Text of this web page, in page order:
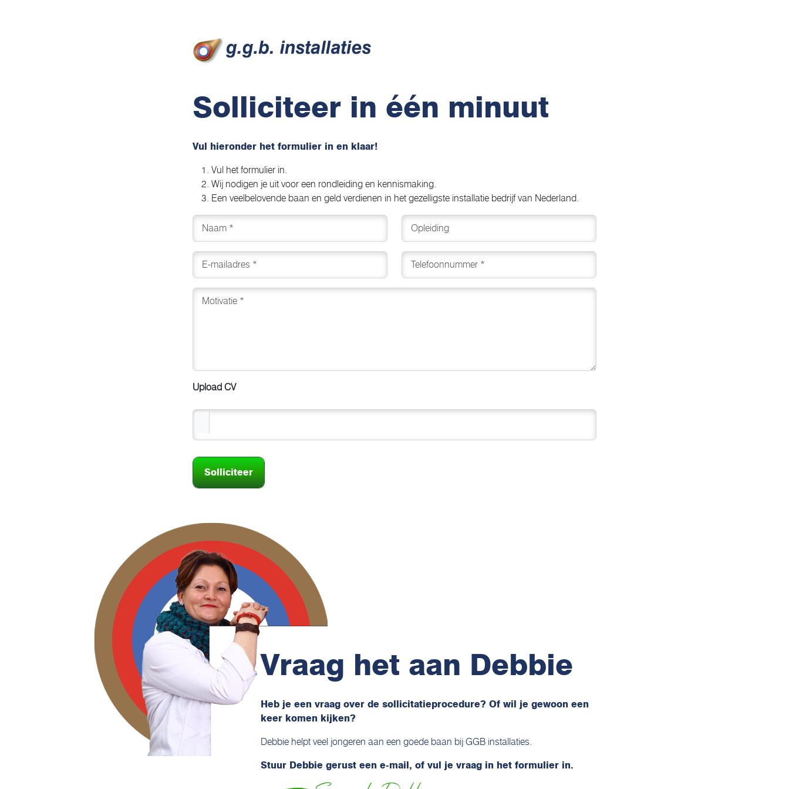
Solliciteer in één minuut
Vul hieronder het formulier in en klaar!
Vul het formulier in.
Wij nodigen je uit voor een rondleiding en kennismaking.
Een veelbelovende baan en geld verdienen in het gezelligste installatie bedrijf van Nederland.
Upload CV
Solliciteer
Vraag het aan Debbie
Heb je een vraag over de sollicitatieprocedure? Of wil je gewoon een
keer komen kijken?
Debbie helpt veel jongeren aan een goede baan bij GGB installaties.
Stuur Debbie gerust een e-mail, of vul je vraag in het formulier in.